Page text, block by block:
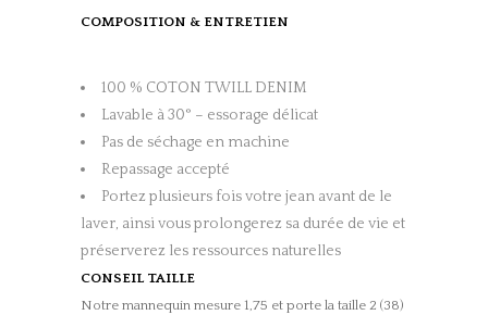
COMPOSITION & ENTRETIEN
100 % COTON TWILL DENIM
Lavable à 30° – essorage délicat
Pas de séchage en machine
Repassage accepté
Portez plusieurs fois votre jean avant de le
laver, ainsi vous prolongerez sa durée de vie et
préserverez les ressources naturelles
CONSEIL TAILLE
Notre mannequin mesure 1,75 et porte la taille 2 (38)